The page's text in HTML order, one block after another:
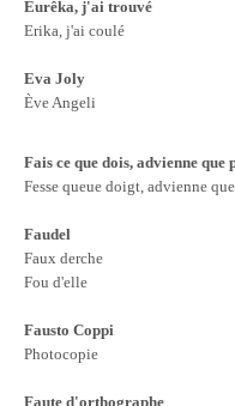
Eurêka, j'ai trouvé
Erika, j'ai coulé
Eva Joly
Ève Angeli
Fais ce que dois, advienne que
Fesse queue doigt, advienne
Faudel
Faux derche
Fou d'elle
Fausto Coppi
Photocopie
Faute d'orthographe